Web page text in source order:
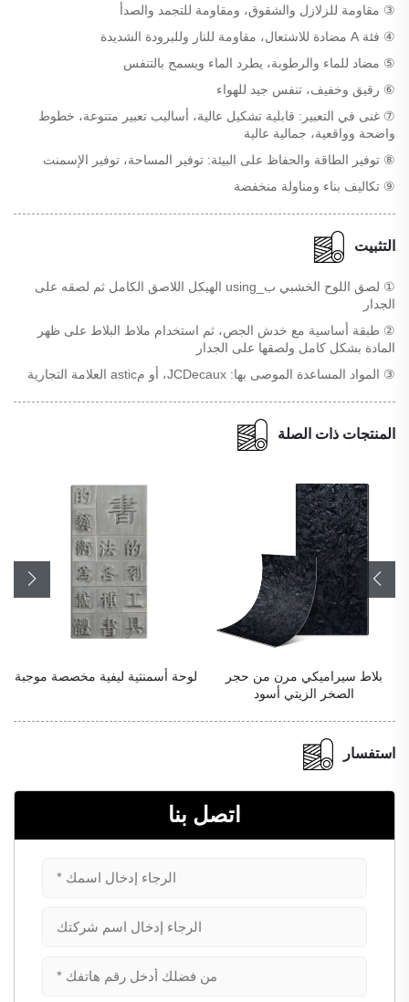
③ مقاومة للزلازل والشقوق، ومقاومة للتجمد والصدأ
④ فئة A مضادة للاشتعال، مقاومة للنار وللبرودة الشديدة
⑤ مضاد للماء والرطوبة، يطرد الماء ويسمح بالتنفس
⑥ رقيق وخفيف، تنفس جيد للهواء
⑦ غنى في التعبير: قابلية تشكيل عالية، أساليب تعبير متنوعة، خطوط
واضحة وواقعية، جمالية عالية
⑧ توفير الطاقة والحفاظ على البيئة: توفير المساحة، توفير الإسمنت
⑨ تكاليف بناء ومناولة منخفضة
التثبيت
① لصق اللوح الخشبي ب_using الهيكل اللاصق الكامل ثم لصقه على
الجدار
② طبقة أساسية مع خدش الجص، ثم استخدام ملاط البلاط على ظهر
المادة بشكل كامل ولصقها على الجدار
③ المواد المساعدة الموصى بها: JCDecaux، أو مastic العلامة التجارية
المنتجات ذات الصلة
بلاط سيراميكي مرن من حجر
الصخر الزيتي أسود
لوحة أسمنتية ليفية مخصصة موجبة
استفسار
اتصل بنا